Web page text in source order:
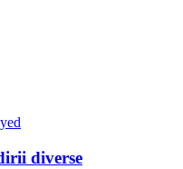
diverse